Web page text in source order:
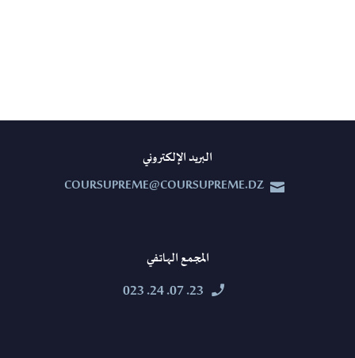
البريد الإلكتروني


COURSUPREME@COURSUPREME.DZ
المجمع الهاتفي


23. 07. 24. 023